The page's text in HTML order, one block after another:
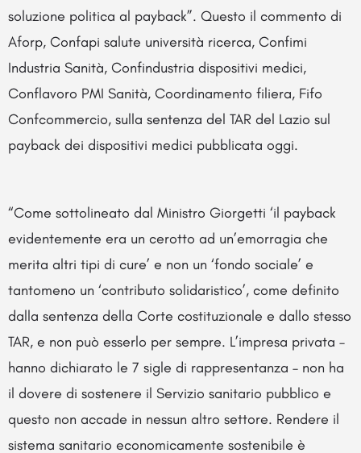
soluzione politica al payback”. Questo il commento di
Aforp, Confapi salute università ricerca, Confimi
Industria Sanità, Confindustria dispositivi medici,
Conflavoro PMI Sanità, Coordinamento filiera, Fifo
Confcommercio, sulla sentenza del TAR del Lazio sul
payback dei dispositivi medici pubblicata oggi.
“Come sottolineato dal Ministro Giorgetti ‘il payback
evidentemente era un cerotto ad un’emorragia che
merita altri tipi di cure’ e non un ‘fondo sociale’ e
tantomeno un ‘contributo solidaristico’, come definito
dalla sentenza della Corte costituzionale e dallo stesso
TAR, e non può esserlo per sempre. L’impresa privata –
hanno dichiarato le 7 sigle di rappresentanza – non ha
il dovere di sostenere il Servizio sanitario pubblico e
questo non accade in nessun altro settore. Rendere il
sistema sanitario economicamente sostenibile è